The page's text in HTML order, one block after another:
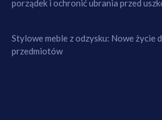
porządek i ochronić ubrania przed
Stylowe meble z odzysku: Nowe życie
przedmiotów